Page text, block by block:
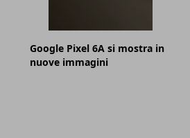
Google Pixel 6A si mostra in
nuove immagini